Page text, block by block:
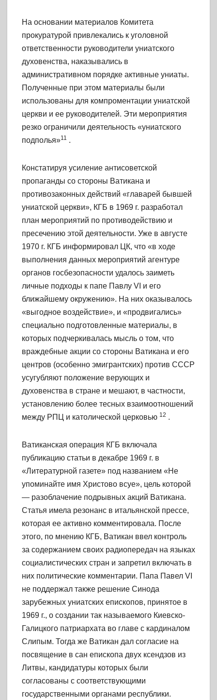
На основании материалов Комитета
прокуратурой привлекались к уголовной
ответственности руководители униатского
духовенства, наказывались в
административном порядке активные униаты.
Полученные при этом материалы были
использованы для компроментации униатской
церкви и ее руководителей. Эти мероприятия
резко ограничили деятельность «униатского
подполья»11 .
Констатируя усиление антисоветской
пропаганды со стороны Ватикана и
противозаконных действий «главарей бывшей
униатской церкви», КГБ в 1969 г. разработал
план мероприятий по противодействию и
пресечению этой деятельности. Уже в августе
1970 г. КГБ информировал ЦК, что «в ходе
выполнения данных мероприятий агентуре
органов госбезопасности удалось заиметь
личные подходы к папе Павлу VI и его
ближайшему окружению». На них оказывалось
«выгодное воздействие», и «продвигались»
специально подготовленные материалы, в
которых подчеркивалась мысль о том, что
враждебные акции со стороны Ватикана и его
центров (особенно эмигрантских) против СССР
усугубляют положение верующих и
духовенства в стране и мешают, в частности,
установлению более тесных взаимоотношений
между РПЦ и католической церковью 12 .
Ватиканская операция КГБ включала
публикацию статьи в декабре 1969 г. в
«Литературной газете» под названием «Не
упоминайте имя Христово всуе», цель которой
— разоблачение подрывных акций Ватикана.
Статья имела резонанс в итальянской прессе,
которая ее активно комментировала. После
этого, по мнению КГБ, Ватикан ввел контроль
за содержанием своих радиопередач на языках
социалистических стран и запретил включать в
них политические комментарии. Папа Павел VI
не поддержал также решение Синода
зарубежных униатских епископов, принятое в
1969 г., о создании так называемого Киевско-
Галицкого патриархата во главе с кардиналом
Слипым. Тогда же Ватикан дал согласие на
посвящение в сан епископа двух ксендзов из
Литвы, кандидатуры которых были
согласованы с соответствующими
государственными органами республики.